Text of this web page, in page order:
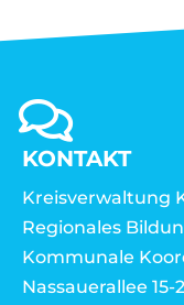
KONTAKT
Kreisverwaltung
Regionales
Kommunale
Nassauerallee 15-